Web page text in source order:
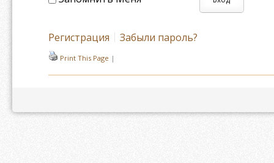
Регистрация Забыли пароль?
Print This Page |